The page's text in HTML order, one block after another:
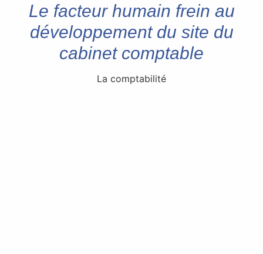
Le facteur humain frein au
développement du site du
cabinet comptable
La comptabilité